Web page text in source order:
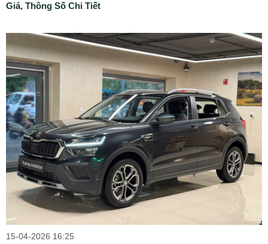
Giá, Thông Số Chi Tiết
15-04-2026 16:25